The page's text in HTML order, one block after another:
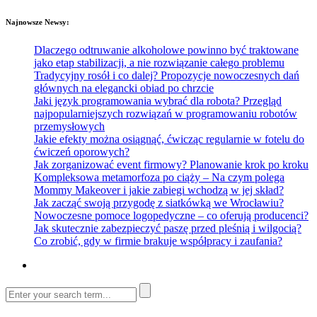
Najnowsze Newsy:
Dlaczego odtruwanie alkoholowe powinno być traktowane
jako etap stabilizacji, a nie rozwiązanie całego problemu
Tradycyjny rosół i co dalej? Propozycje nowoczesnych dań
głównych na elegancki obiad po chrzcie
Jaki język programowania wybrać dla robota? Przegląd
najpopularniejszych rozwiązań w programowaniu robotów
przemysłowych
Jakie efekty można osiągnąć, ćwicząc regularnie w fotelu do
ćwiczeń oporowych?
Jak zorganizować event firmowy? Planowanie krok po kroku
Kompleksowa metamorfoza po ciąży – Na czym polega
Mommy Makeover i jakie zabiegi wchodzą w jej skład?
Jak zacząć swoją przygodę z siatkówką we Wrocławiu?
Nowoczesne pomoce logopedyczne – co oferują producenci?
Jak skutecznie zabezpieczyć paszę przed pleśnią i wilgocią?
Co zrobić, gdy w firmie brakuje współpracy i zaufania?